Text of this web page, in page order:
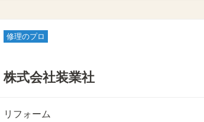
修理のプロ
株式会社装業社
リフォーム